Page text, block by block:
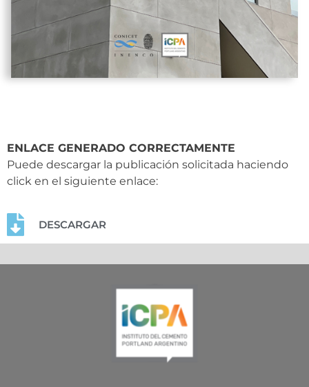
ENLACE GENERADO CORRECTAMENTE
Puede descargar la publicación solicitada haciendo
click en el siguiente enlace:
DESCARGAR